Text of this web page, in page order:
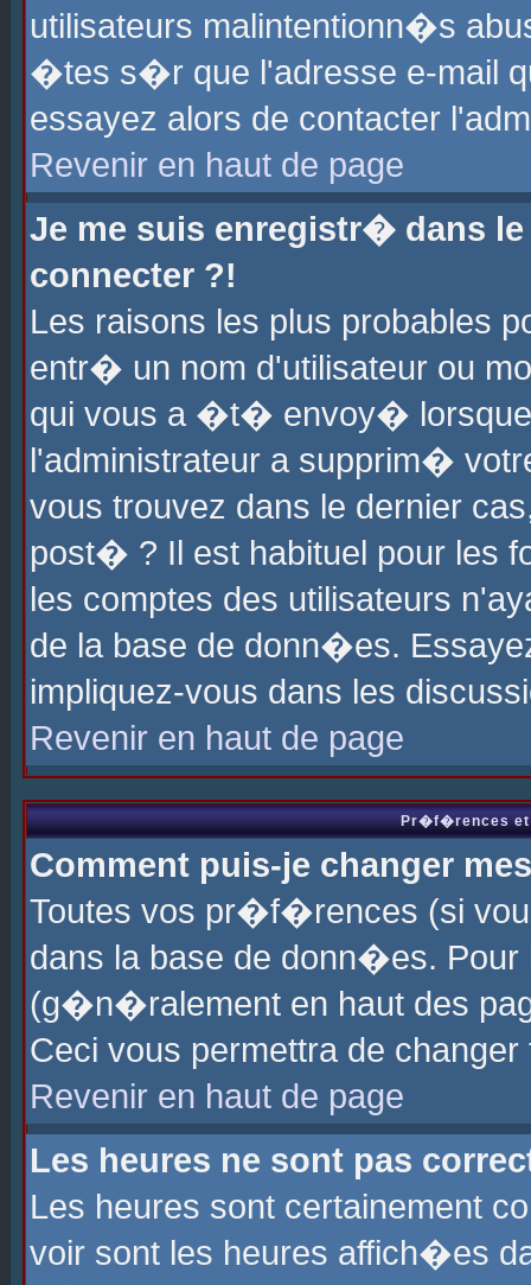
utilisateurs malintentionn�s
�tes s�r que l'adresse e-mail
essayez alors de contacter
Revenir en haut de page
Je me suis enregistr� dans
connecter ?!
Les raisons les plus probables
entr� un nom d'utilisateur ou
qui vous a �t� envoy�
l'administrateur a supprim�
vous trouvez dans le dernier
post� ? Il est habituel pour les
les comptes des utilisateurs
de la base de donn�es.
impliquez-vous dans les
Revenir en haut de page
Pr�f�rences et
Comment puis-je changer
Toutes vos pr�f�rences (si
dans la base de donn�es.
(g�n�ralement en haut des
Ceci vous permettra de
Revenir en haut de page
Les heures ne sont pas
Les heures sont certainement
voir sont les heures affich�es